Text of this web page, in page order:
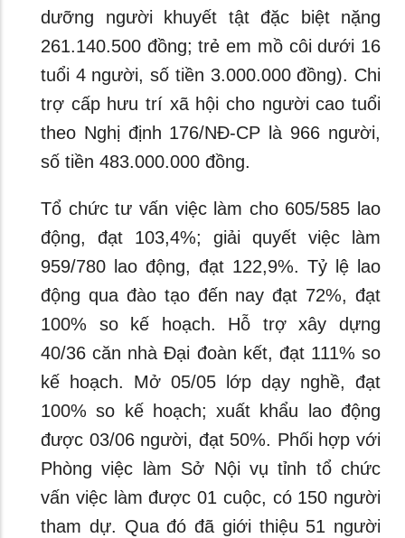
dưỡng người khuyết tật đặc biệt nặng
261.140.500 đồng; trẻ em mồ côi dưới 16
tuổi 4 người, số tiền 3.000.000 đồng). Chi
trợ cấp hưu trí xã hội cho người cao tuổi
theo Nghị định 176/NĐ-CP là 966 người,
số tiền 483.000.000 đồng.
Tổ chức tư vấn việc làm cho 605/585 lao
động, đạt 103,4%; giải quyết việc làm
959/780 lao động, đạt 122,9%. Tỷ lệ lao
động qua đào tạo đến nay đạt 72%, đạt
100% so kế hoạch.
Hỗ trợ xây dựng
40/36 căn nhà Đại đoàn kết, đạt 111% so
kế hoạch. Mở 05/05 lớp dạy nghề, đạt
100% so kế hoạch; xuất khẩu lao động
được 03/06 người, đạt 50%. Phối hợp với
Phòng việc làm Sở Nội vụ tỉnh tổ chức
vấn việc làm được 01 cuộc, có 150 người
tham dự. Qua đó đã giới thiệu 51 người